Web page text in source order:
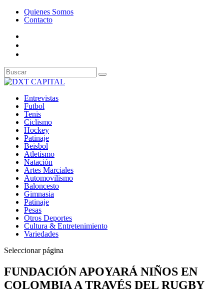
Quienes Somos
Contacto
Entrevistas
Futbol
Tenis
Ciclismo
Hockey
Patinaje
Beisbol
Atletismo
Natación
Artes Marciales
Automovilismo
Baloncesto
Gimnasia
Patinaje
Pesas
Otros Deportes
Cultura & Entretenimiento
Variedades
Seleccionar página
FUNDACIÓN APOYARÁ NIÑOS EN
COLOMBIA A TRAVÉS DEL RUGBY